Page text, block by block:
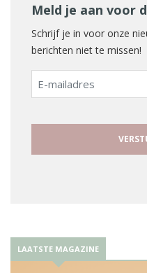
Meld je aan voor
Schrijf je in voor onze
berichten niet te missen!
E-
mailadres
LAATSTE MAGAZINE